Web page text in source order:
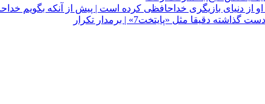
دنیای بازیگری خداحافظی کرده است | پیش از آنکه بگویم
مثل «پایتخت7» | برمدار تکرار